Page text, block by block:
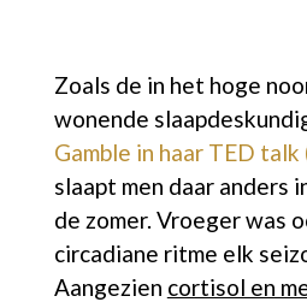
Zoals de in het hoge
wonende
Gamble in haar TED
slaapt men daar anders
de zomer. Vroeger was
circadiane ritme elk
Aangezien cortisol en